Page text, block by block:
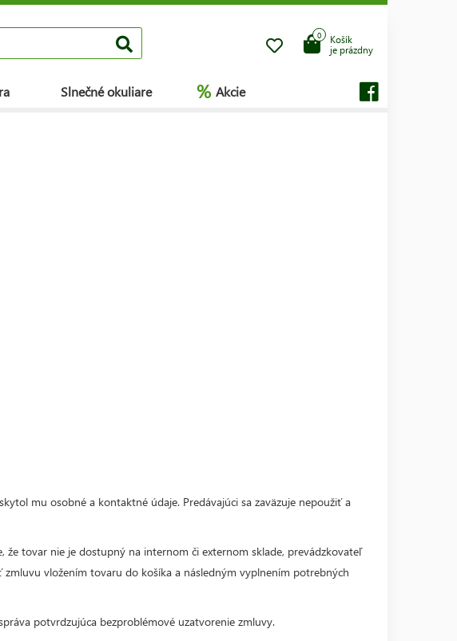
Košík
je prázdny
0
Slnečné okuliare % Akcie
mu osobné a kontaktné údaje. Predávajúci sa zaväzuje nepoužiť a
tovar nie je dostupný na internom či externom sklade, prevádzkovateľ
vložením tovaru do košíka a následným vyplnením potrebných
potvrdzujúca bezproblémové uzatvorenie zmluvy.